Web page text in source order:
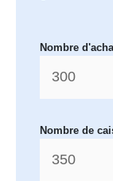
Nombre
Nombre de